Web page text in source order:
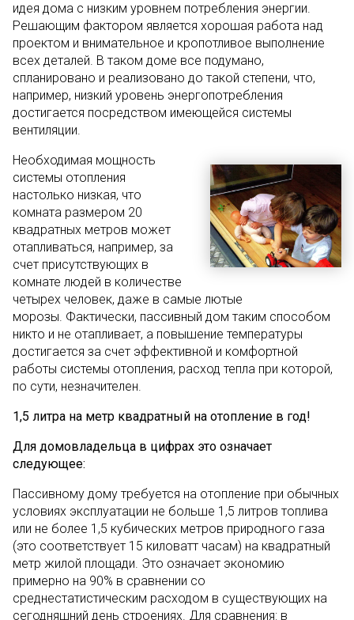
идея дома с низким уровнем потребления энергии.
Решающим фактором является хорошая работа над
проектом и внимательное и кропотливое выполнение
всех деталей. В таком доме все подумано,
спланировано и реализовано до такой степени, что,
например, низкий уровень энергопотребления
достигается посредством имеющейся системы
вентиляции.
Необходимая мощность
системы отопления
настолько низкая, что
комната размером 20
квадратных метров может
отапливаться, например, за
счет присутствующих в
комнате людей в количестве
четырех человек, даже в самые лютые
морозы. Фактически, пассивный дом таким способом
никто и не отапливает, а повышение температуры
достигается за счет эффективной и комфортной
работы системы отопления, расход тепла при которой,
по сути, незначителен.
1,5 литра на метр квадратный на отопление в год!
Для домовладельца в цифрах это означает
следующее:
Пассивному дому требуется на отопление при обычных
условиях эксплуатации не больше 1,5 литров топлива
или не более 1,5 кубических метров природного газа
(это соответствует 15 киловатт часам) на квадратный
метр жилой площади. Это означает экономию
примерно на 90% в сравнении со
среднестатистическим расходом в существующих на
сегодняшний день строениях. Для сравнения: в